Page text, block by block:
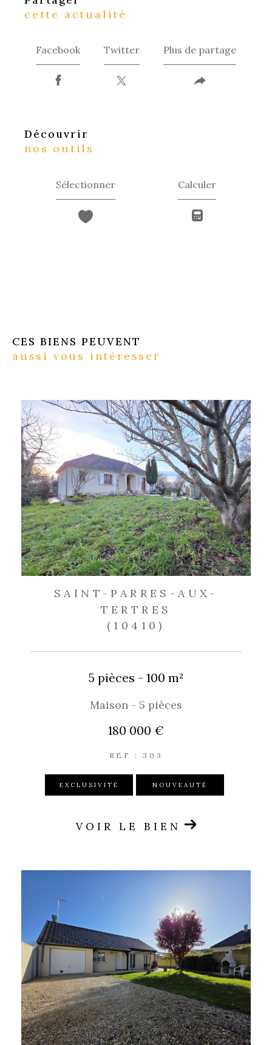
cette actualité
Facebook Twitter Plus de partage
découvrir
nos outils
Sélectionner Calculer
CES BIENS PEUVENT
aussi vous intéresser
SAINT-PARRES-AUX-
TERTRES
(10410)
5 pièces - 100 m²
Maison - 5 pièces
180 000 €
REF : 303
EXCLUSIVITÉ NOUVEAUTÉ
VOIR LE BIEN